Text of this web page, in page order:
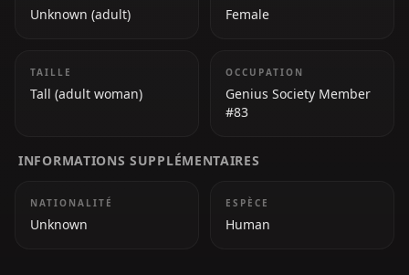
Unknown (adult) Female
TAILLE
Tall (adult woman)
OCCUPATION
Genius Society Member
#83
INFORMATIONS SUPPLÉMENTAIRES
NATIONALITÉ
Unknown
ESPÈCE
Human